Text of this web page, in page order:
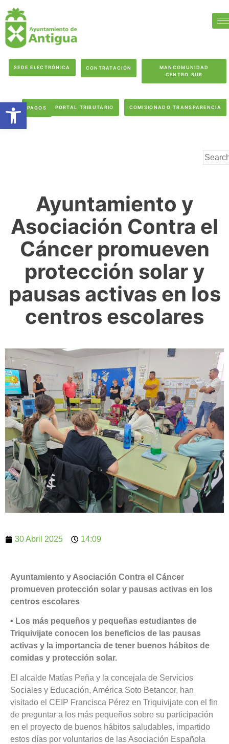
SEDE ELECTRÓNICA CONTRATACIÓN
MANCOMUNIDAD
CENTRO SUR
PAGOS PORTAL TRIBUTARIO COMISIONADO TRANSPARENCIA
Ayuntamiento y
Asociación Contra el
Cáncer promueven
protección solar y
pausas activas en los
centros escolares
30 Abril 2025 14:09
Ayuntamiento y Asociación Contra el Cáncer
promueven protección solar y pausas activas en los
centros escolares
• Los más pequeños y pequeñas estudiantes de
Triquivijate conocen los beneficios de las pausas
activas y la importancia de tener buenos hábitos de
comidas y protección solar.
El alcalde Matías Peña y la concejala de Servicios
Sociales y Educación, América Soto Betancor, han
visitado el CEIP Francisca Pérez en Triquivijate con el fin
de preguntar a los más pequeños sobre su participación
en el proyecto de buenos hábitos saludables, impartido
estos días por voluntarios de las Asociación Española
Abrir barra de herramientas